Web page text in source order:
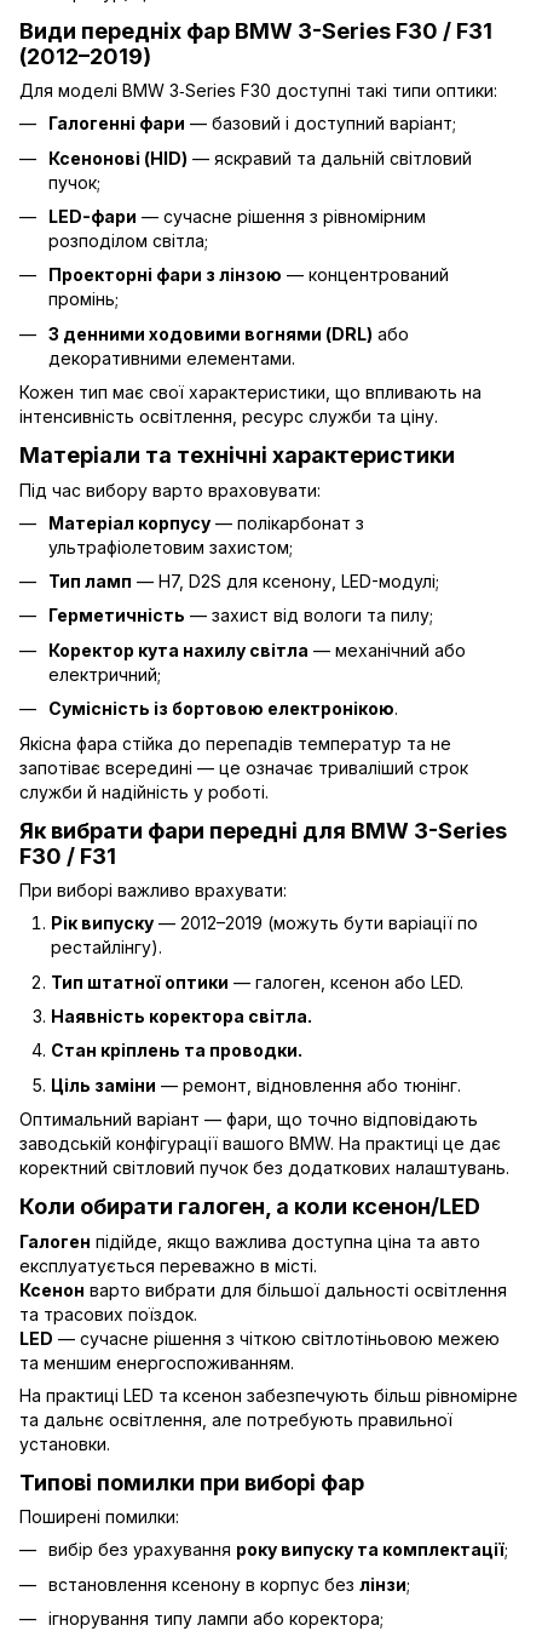
Види передніх фар BMW 3-Series F30 / F31
(2012–2019)
Для моделі BMW 3‑Series F30 доступні такі типи оптики:
Галогенні фари — базовий і доступний варіант;
Ксенонові (HID) — яскравий та дальній світловий
пучок;
LED-фари — сучасне рішення з рівномірним
розподілом світла;
Проекторні фари з лінзою — концентрований
промінь;
З денними ходовими вогнями (DRL) або
декоративними елементами.
Кожен тип має свої характеристики, що впливають на
інтенсивність освітлення, ресурс служби та ціну.
Матеріали та технічні характеристики
Під час вибору варто враховувати:
Матеріал корпусу — полікарбонат з
ультрафіолетовим захистом;
Тип ламп — H7, D2S для ксенону, LED-модулі;
Герметичність — захист від вологи та пилу;
Коректор кута нахилу світла — механічний або
електричний;
Сумісність із бортовою електронікою.
Якісна фара стійка до перепадів температур та не
запотіває всередині — це означає триваліший строк
служби й надійність у роботі.
Як вибрати фари передні для BMW 3-Series
F30 / F31
При виборі важливо врахувати:
Рік випуску — 2012–2019 (можуть бути варіації по
рестайлінгу).
Тип штатної оптики — галоген, ксенон або LED.
Наявність коректора світла.
Стан кріплень та проводки.
Ціль заміни — ремонт, відновлення або тюнінг.
Оптимальний варіант — фари, що точно відповідають
заводській конфігурації вашого BMW. На практиці це дає
коректний світловий пучок без додаткових налаштувань.
Коли обирати галоген, а коли ксенон/LED
Галоген підійде, якщо важлива доступна ціна та авто
експлуатується переважно в місті.
Ксенон варто вибрати для більшої дальності освітлення
та трасових поїздок.
LED — сучасне рішення з чіткою світлотіньовою межею
та меншим енергоспоживанням.
На практиці LED та ксенон забезпечують більш рівномірне
та дальнє освітлення, але потребують правильної
установки.
Типові помилки при виборі фар
Поширені помилки:
вибір без урахування року випуску та комплектації;
встановлення ксенону в корпус без лінзи;
ігнорування типу лампи або коректора;